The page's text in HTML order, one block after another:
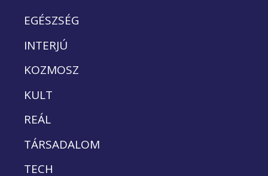
EGÉSZSÉG
INTERJÚ
KOZMOSZ
KULT
REÁL
TÁRSADALOM
TECH